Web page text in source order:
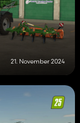
21. November 2024